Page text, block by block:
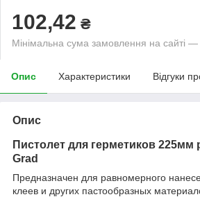
102,42 ₴
Мінімальна сума замовлення на сайті
Опис Характеристики Відгуки
Опис
Пистолет для герметиков 225мм
Grad
Предназначен для равномерного
клеев и других пастообразных